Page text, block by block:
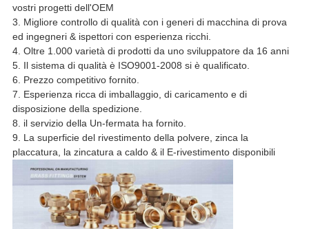
vostri progetti dell'OEM
3. Migliore controllo di qualità con i generi di macchina di prova
ed ingegneri & ispettori con esperienza ricchi.
4. Oltre 1.000 varietà di prodotti da uno sviluppatore da 16 anni
5. Il sistema di qualità è ISO9001-2008 si è qualificato.
6. Prezzo competitivo fornito.
7. Esperienza ricca di imballaggio, di caricamento e di
disposizione della spedizione.
8. il servizio della Un-fermata ha fornito.
9. La superficie del rivestimento della polvere, zinca la
placcatura, la zincatura a caldo & il E-rivestimento disponibili